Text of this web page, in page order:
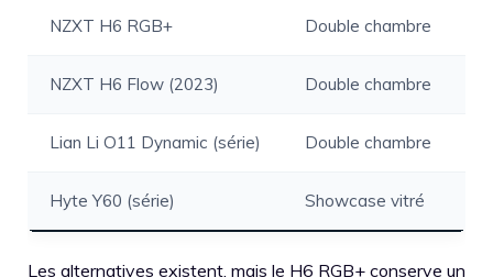
NZXT H6 RGB+ Double chambre
NZXT H6 Flow (2023) Double chambre
Lian Li O11 Dynamic (série) Double chambre
Hyte Y60 (série) Showcase vitré
Les alternatives existent, mais le H6 RGB+ conserve un